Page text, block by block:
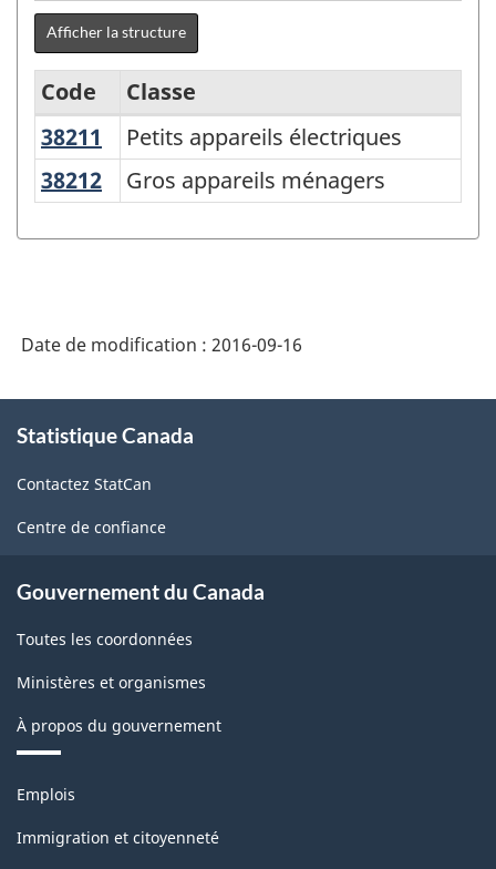
Afficher la structure
Système
de
l'Amérique
du
Nord
(SCPAN)
2012
version
-
Structure
de
la
classification
Code
Classe
38211
Petits appareils électriques
Petits appareils électriques
38212 Gros appareils ménagers
Gros appareils ménagers
Date de modification : 2016-09-16
propos
ce
site
Statistique Canada
Contactez StatCan
Centre de confiance
Gouvernement du Canada
Toutes les coordonnées
Ministères et organismes
À propos du gouvernement
Thèmes
sujets
Emplois
Immigration et citoyenneté